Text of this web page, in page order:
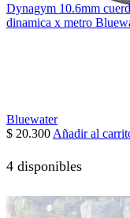
Dynagym 10.6mm
dinamica x metro
Bluewater
$ 20.300 Añadir al
4 disponibles